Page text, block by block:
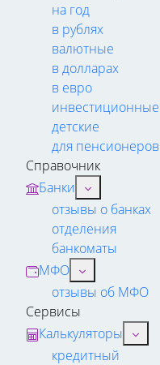
на год
в рублях
валютные
в долларах
в евро
инвестиционные
детские
для пенсионеров
Справочник
Банки
отзывы о банках
отделения
банкоматы
МФО
отзывы об МФО
Сервисы
Калькуляторы
кредитный